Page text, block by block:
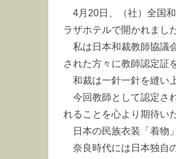
4月20日、（社）全国
ラザホテルで開かれまし
私は日本和裁教師協議
された方々に教師認定証
和裁は一針一針を縫い
今回教師として認定さ
れることを心より期待い
日本の民族衣装「着物
奈良時代には日本独自